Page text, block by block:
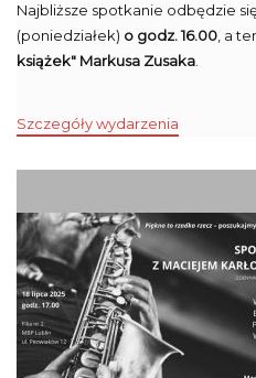
Najbliższe spotkanie odbędzie
(poniedziałek) o godz. 16.00 , a
książek" Markusa Zusaka
Szczegóły wydarzenia